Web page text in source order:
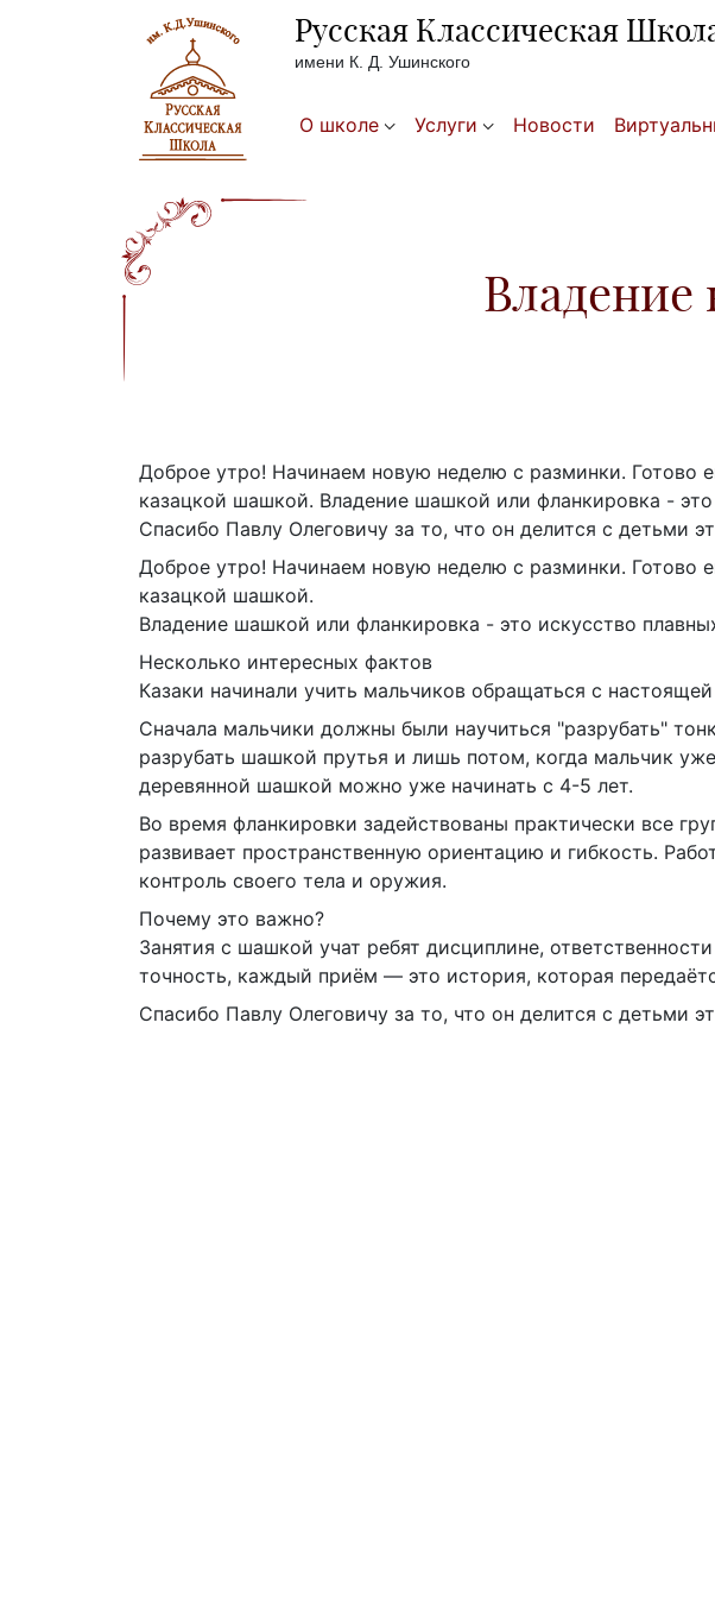
Русская Классическая
имени К. Д. Ушинского
О школе Услуги Новости
Доброе утро! Начинаем новую неделю с разминки. Готово
казацкой шашкой. Владение шашкой или фланкировка -
Спасибо Павлу Олеговичу за то, что он делится с
Доброе утро! Начинаем новую неделю с разминки. Готово
казацкой шашкой.
Владение шашкой или фланкировка - это искусство
Несколько интересных фактов
Казаки начинали учить мальчиков обращаться с
Сначала мальчики должны были научиться "разрубать"
разрубать шашкой прутья и лишь потом, когда мальчик
деревянной шашкой можно уже начинать с 4-5 лет.
Во время фланкировки задействованы практически все
развивает пространственную ориентацию и гибкость.
контроль своего тела и оружия.
Почему это важно?
Занятия с шашкой учат ребят дисциплине,
точность, каждый приём — это история, которая
Спасибо Павлу Олеговичу за то, что он делится с